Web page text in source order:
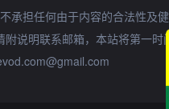
承担任何由于内容的合法性及
说明联系邮箱，本站将第一时